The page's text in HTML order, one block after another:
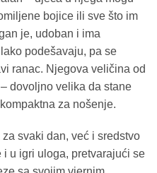
bojice ili sve što im
je, udoban i ima
podešavaju, pa se
ranac. Njegova veličina od
dovoljno velika da stane
za nošenje.
svaki dan, već i sredstvo
u igri uloga, pretvarajući se